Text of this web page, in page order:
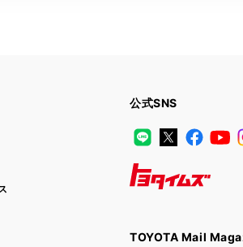
公式SNS
LINEX
TOYOTA Mail